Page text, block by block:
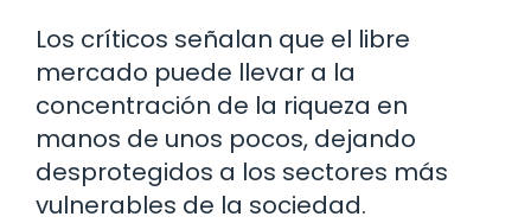
Los críticos señalan que el libre
mercado puede llevar a la
concentración de la riqueza en
manos de unos pocos, dejando
desprotegidos a los sectores más
vulnerables de la sociedad.